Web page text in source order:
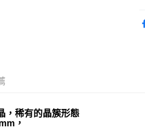
，稀有的晶簇形態
，